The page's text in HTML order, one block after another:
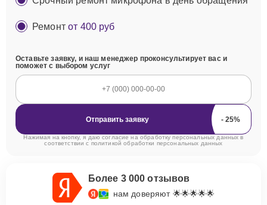
Ремонтот 400 руб
Оставьте заявку, и наш менеджер проконсультирует вас и
поможет с выбором услуг
Отправить заявку
Нажимая на кнопку, я даю согласие на обработку персональных данных в
соответствии с политикой обработки персональных данных
Более 3 000 отзывов
нам доверяют 🌟🌟🌟🌟🌟